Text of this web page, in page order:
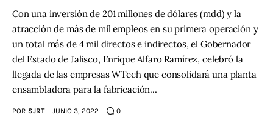
Con una inversión de 201 millones de dólares (mdd) y la
atracción de más de mil empleos en su primera operación y
un total más de 4 mil directos e indirectos, el Gobernador
del Estado de Jalisco, Enrique Alfaro Ramírez, celebró la
llegada de las empresas WTech que consolidará una planta
ensambladora para la fabricación…
POR SJRT JUNIO 3, 2022 0